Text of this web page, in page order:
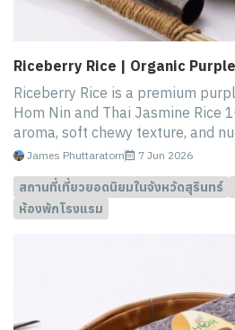
Riceberry Rice | Organic
Riceberry Rice is a premium
Hom Nin and Thai Jasmine Rice
aroma, soft chewy texture, and
James Phuttaratorn 7 Jun 2026
สถานที่เที่ยวยอดนิยมในจังหวัดสุรินทร์
ห้องพักโรงแรม